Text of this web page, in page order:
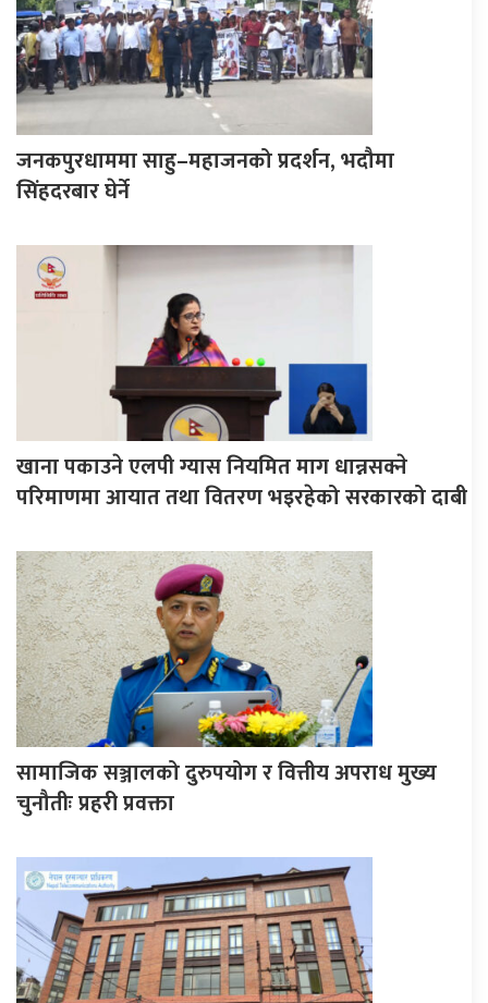
जनकपुरधाममा साहु–महाजनको प्रदर्शन, भदौमा
सिंहदरबार घेर्ने
खाना पकाउने एलपी ग्यास नियमित माग धान्नसक्ने
परिमाणमा आयात तथा वितरण भइरहेको सरकारको दाबी
सामाजिक सञ्जालको दुरुपयोग र वित्तीय अपराध मुख्य
चुनौतीः प्रहरी प्रवक्ता